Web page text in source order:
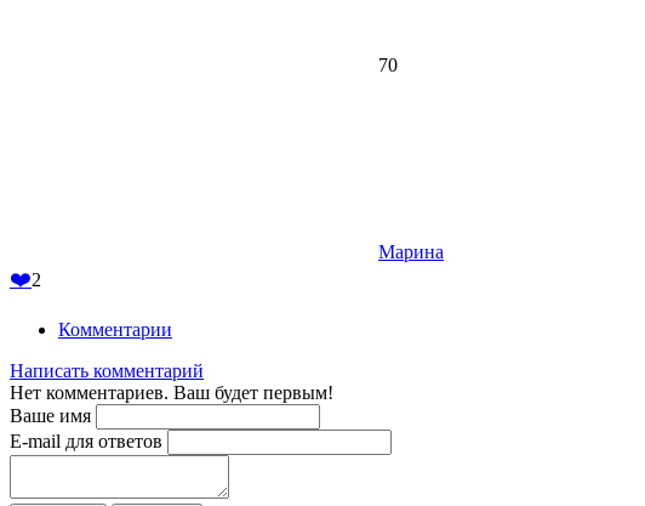
70
Марина
❤️2
Комментарии
Написать комментарий
Нет комментариев. Ваш будет первым!
Ваше имя
E-mail для ответов